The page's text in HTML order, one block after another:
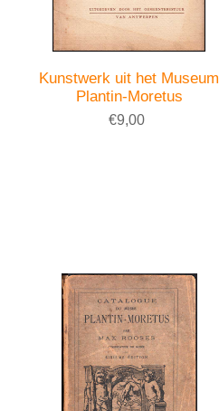
Kunstwerk uit het Museum
Plantin-Moretus
€9,00